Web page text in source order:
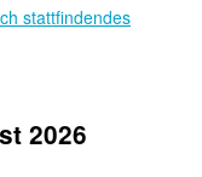
stattfindendes
2026